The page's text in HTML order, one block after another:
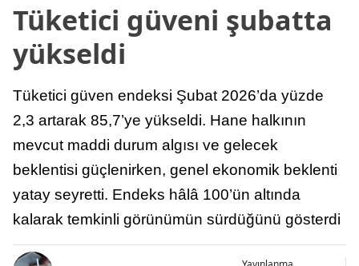
Tüketici güveni şubatta
yükseldi
Tüketici güven endeksi Şubat 2026’da yüzde
2,3 artarak 85,7’ye yükseldi. Hane halkının
mevcut maddi durum algısı ve gelecek
beklentisi güçlenirken, genel ekonomik beklenti
yatay seyretti. Endeks hâlâ 100’ün altında
kalarak temkinli görünümün sürdüğünü gösterdi